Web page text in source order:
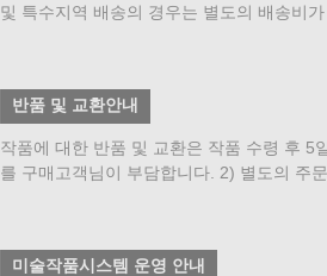
및 특수지역 배송의 경우는 별도의 배송비가
반품 및 교환안내
작품에 대한 반품 및 교환은 작품 수령 후 5
를 구매고객님이 부담합니다. 2) 별도의 주
미술작품시스템 운영 안내